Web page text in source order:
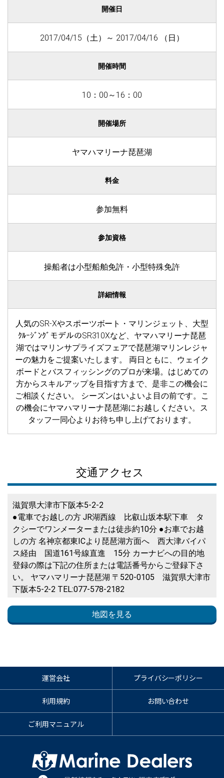
開催日
2017/04/15（土）～ 2017/04/16 （日）
開催時間
10：00～16：00
開催場所
ヤマハマリーナ琵琶湖
料金
参加無料
参加資格
操船者は小型船舶免許・小型特殊免許
詳細情報
人気のSR-Xやスポーツボート・マリンジェット、大型
ｸﾙｰｼﾞﾝｸﾞモデルのSR310Xなど、ヤマハマリーナ琵琶
湖ではマリンサプライズフェアで琵琶湖マリンレジャ
ーの魅力をご提案いたします。 両日ともに、ウェイク
ボードとバスフィッシングのプロが来場。はじめての
方からスキルアップを目指す方まで、是非この機会に
ご相談ください。 シーズンはいよいよ目の前です。こ
の機会にヤマハマリーナ琵琶湖にお越しください。ス
タッフ一同心よりお待ち申し上げております。
交通アクセス
滋賀県大津市下阪本5-2-2
●電車でお越しの方 JR湖西線 比叡山坂本駅下車 タ
クシーでワンメーターまたは徒歩約10分 ●お車でお越
しの方 名神京都東ICより琵琶湖方面へ 西大津バイパ
ス経由 国道161号線直進 15分 カーナビへの目的地
登録の際は下記の住所または電話番号からご登録下さ
い。 ヤマハマリーナ琵琶湖 〒520-0105 滋賀県大津市
下阪本5-2-2 TEL:077-578-2182
地図を見る
運営会社 プライバシーポリシー
利用規約 お問い合わせ
ご利用マニュアル